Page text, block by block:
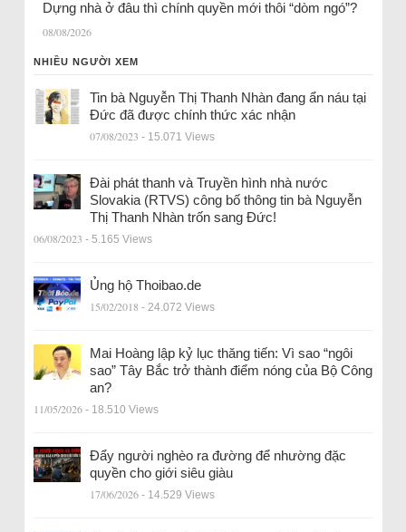
Dựng nhà ở đâu thì chính quyền mới thôi “dòm ngó”?
08/08/2026
NHIỀU NGƯỜI XEM
Tin bà Nguyễn Thị Thanh Nhàn đang ẩn náu tại
Đức đã được chính thức xác nhận
07/08/2023 - 15.071 Views
Đài phát thanh và Truyền hình nhà nước
Slovakia (RTVS) công bố thông tin bà Nguyễn
Thị Thanh Nhàn trốn sang Đức!
06/08/2023 - 5.165 Views
Ủng hộ Thoibao.de
15/02/2018 - 24.072 Views
Mai Hoàng lập kỷ lục thăng tiến: Vì sao “ngôi
sao” Tây Bắc trở thành điểm nóng của Bộ Công
an?
11/05/2026 - 18.510 Views
Đẩy người nghèo ra đường để nhường đặc
quyền cho giới siêu giàu
17/06/2026 - 14.529 Views